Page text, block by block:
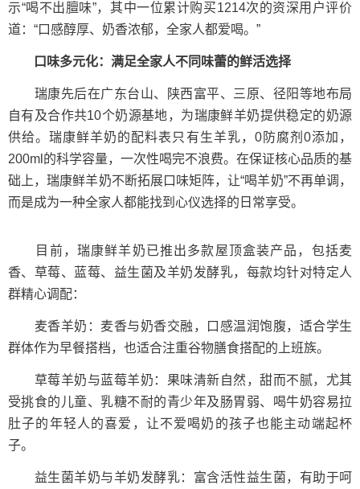
示“喝不出膻味”，其中一位累计购买1214次的资深用户评价
道：“口感醇厚、奶香浓郁，全家人都爱喝。”
口味多元化：满足全家人不同味蕾的鲜活选择
瑞康先后在广东台山、陕西富平、三原、径阳等地布局
自有及合作共10个奶源基地，为瑞康鲜羊奶提供稳定的奶源
供给。瑞康鲜羊奶的配料表只有生羊乳，0防腐剂0添加，
200ml的科学容量，一次性喝完不浪费。在保证核心品质的基
础上，瑞康鲜羊奶不断拓展口味矩阵，让“喝羊奶”不再单调，
而是成为一种全家人都能找到心仪选择的日常享受。
目前，瑞康鲜羊奶已推出多款屋顶盒装产品，包括麦
香、草莓、蓝莓、益生菌及羊奶发酵乳，每款均针对特定人
群精心调配：
麦香羊奶：麦香与奶香交融，口感温润饱腹，适合学生
群体作为早餐搭档，也适合注重谷物膳食搭配的上班族。
草莓羊奶与蓝莓羊奶：果味清新自然，甜而不腻，尤其
受挑食的儿童、乳糖不耐的青少年及肠胃弱、喝牛奶容易拉
肚子的年轻人的喜爱，让不爱喝奶的孩子也能主动端起杯
子。
益生菌羊奶与羊奶发酵乳：富含活性益生菌，有助于呵